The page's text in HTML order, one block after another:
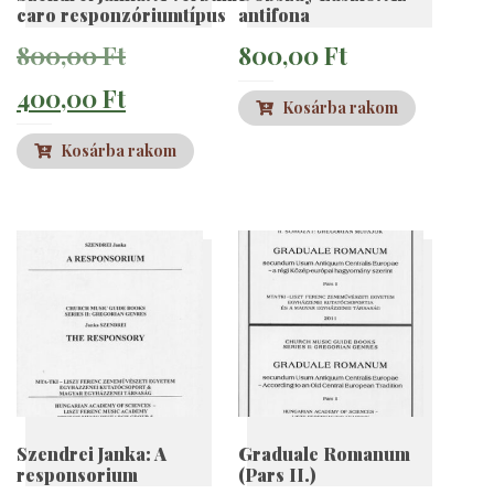
caro responzóriumtípus
800,00FtOriginal
price
was:
400,00FtCurrent
price
400,00 Ft.
Kosárba rakom
antifona
800,00Ft
Kosárba rakom
Szendrei Janka: A
responsorium
Graduale Romanum
(Pars II.)